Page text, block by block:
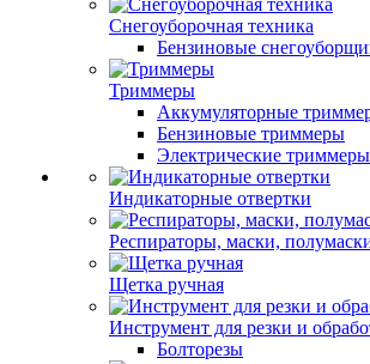
Снегоуборочная техника
Бензиновые
Триммеры
Аккумуляторные
Бензиновые триммеры
Электрические триммеры
Индикаторные отвертки
Респираторы, маски,
Щетка ручная
Инструмент для резки и
Болторезы